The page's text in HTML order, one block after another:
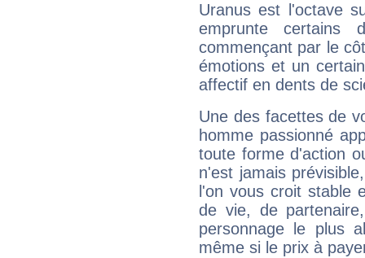
Uranus est l'octave
emprunte
commençant par le
émotions et un
affectif en dents de
Une des facettes de
homme passionné
toute forme d'action
n'est jamais
l'on vous croit stable
de vie, de
personnage le plus
même si le prix à